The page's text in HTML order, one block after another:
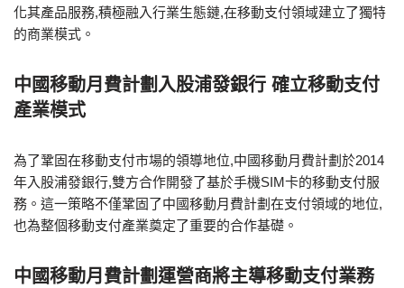
化其產品服務,積極融入行業生態鏈,在移動支付領域建立了獨特
的商業模式。
中國移動月費計劃入股浦發銀行 確立移動支付
產業模式
為了鞏固在移動支付市場的領導地位,中國移動月費計劃 於2014
年入股浦發銀行,雙方合作開發了基於手機SIM卡的移動支付服
務。這一策略不僅鞏固了中國移動月費計劃 在支付領域的地位,
也為整個移動支付產業奠定了重要的合作基礎。
中國移動月費計劃運營商將主導移動支付業務